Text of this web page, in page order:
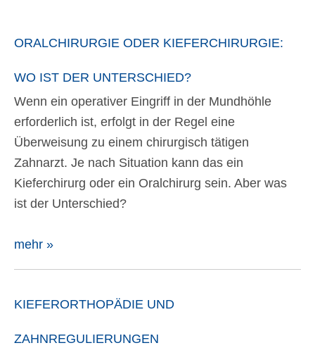
ORALCHIRURGIE ODER KIEFERCHIRURGIE:
WO IST DER UNTERSCHIED?
Wenn ein operativer Eingriff in der Mundhöhle
erforderlich ist, erfolgt in der Regel eine
Überweisung zu einem chirurgisch tätigen
Zahnarzt. Je nach Situation kann das ein
Kieferchirurg oder ein Oralchirurg sein. Aber was
ist der Unterschied?
mehr »
KIEFERORTHOPÄDIE UND
ZAHNREGULIERUNGEN